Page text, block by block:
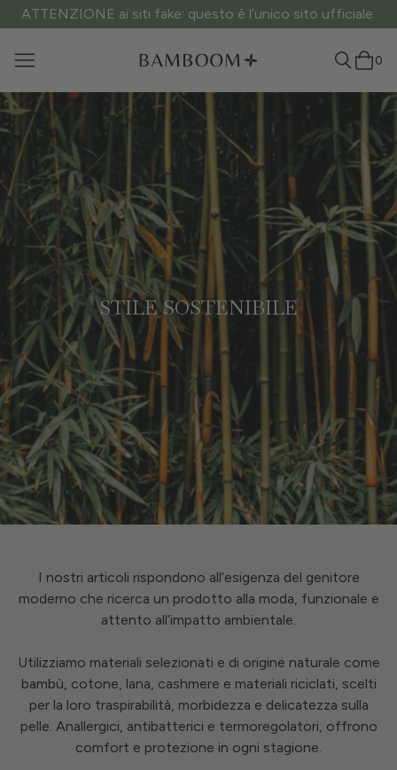
ATTENZIONE ai siti fake: questo è l’unico sito ufficiale.
0
STILE SOSTENIBILE
I nostri articoli rispondono all’esigenza del genitore
moderno che ricerca un prodotto alla moda, funzionale e
attento all’impatto ambientale.
Utilizziamo materiali selezionati e di origine naturale come
bambù, cotone, lana, cashmere e materiali riciclati, scelti
per la loro traspirabilità, morbidezza e delicatezza sulla
pelle. Anallergici, antibatterici e termoregolatori, offrono
comfort e protezione in ogni stagione.